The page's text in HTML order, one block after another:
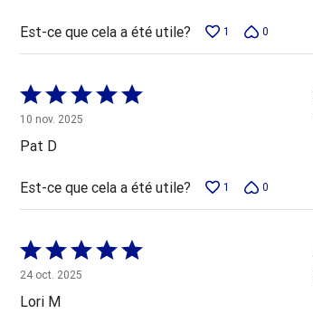
Est-ce que cela a été utile? 1 0
Coté
5 sur
5
10 nov. 2025
Pat D
Est-ce que cela a été utile? 1 0
Coté
5 sur
5
24 oct. 2025
Lori M